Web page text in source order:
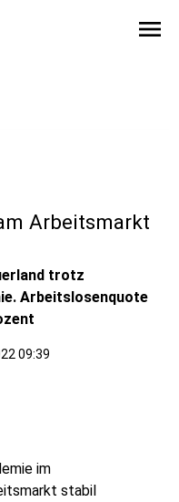
menu
Arbeitsmarkt
trotz
Arbeitslosenquote
09:39
im
stabil